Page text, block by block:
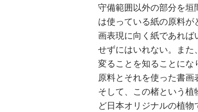
守備範囲以外の部分を
は使っている紙の原料
画表現に向く紙であれ
せずにはいれない。ま
変ることを知ることに
原料とそれを使った書画
そして、この楮という
ど日本オリジナルの植